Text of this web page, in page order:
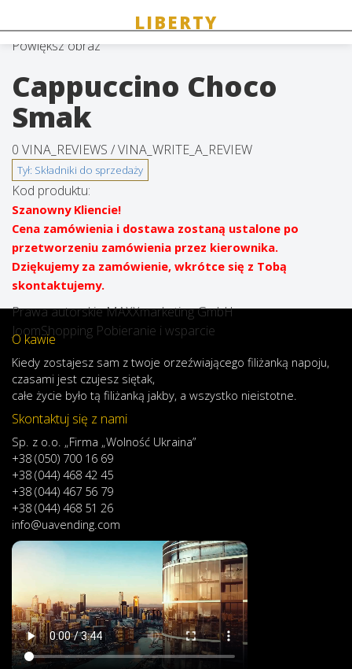
Powiększ obraz
Cappuccino Choco
Smak
0 VINA_REVIEWS /VINA_WRITE_A_REVIEW
Kod produktu:
Szanowny Kliencie!
Cena zamówienia i dostawa zostaną ustalone po
przetworzeniu zamówienia przez kierownika.
Dziękujemy za zamówienie, wkrótce się z Tobą
skontaktujemy.
Prawa autorskie MAXXmarketing GmbH
JoomShopping Pobieranie i wsparcie
O kawie
Kiedy zostajesz sam z twoje orzeźwiającego filiżanką napoju,
czasami jest czujesz siętak,
całe życie było tą filiżanką jakby, a wszystko nieistotne.
Skontaktuj się z nami
Sp. z o.o. „Firma „Wolność Ukraina”
+38 (050) 700 16 69
+38 (044) 468 42 45
+38 (044) 467 56 79
+38 (044) 468 51 26
info@uavending.com